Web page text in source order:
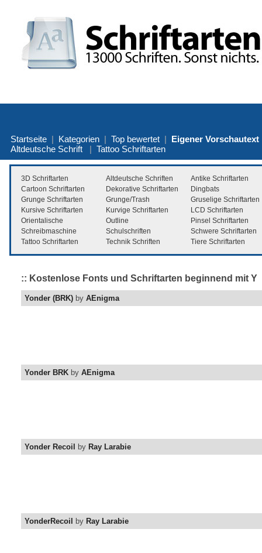
Startseite | Kategorien | Top bewertet | Eigener Vorschautext
Altdeutsche Schrift | Tattoo Schriftarten
3D Schriftarten Altdeutsche Schriften
Antike Schriftarten
Cartoon Schriftarten
Dekorative Schriftarten
Dingbats
Grunge Schriftarten
Grunge/Trash
Gruselige Schriftarten
Kursive Schriftarten
Kurvige Schriftarten
LCD Schriftarten
Orientalische
Outline
Pinsel Schriftarten
Schreibmaschine
Schulschriften
Schwere Schriftarten
Tattoo Schriftarten
Technik Schriften Tiere Schriftarten
:: Kostenlose Fonts und Schriftarten beginnend mit Y
Yonder (BRK) by AEnigma
Yonder BRK by AEnigma
Yonder Recoil by Ray Larabie
YonderRecoil by Ray Larabie